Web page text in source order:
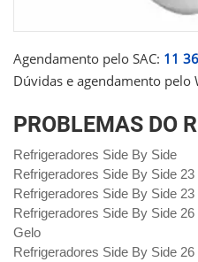
Agendamento pelo SAC: 11
Dúvidas e agendamento pelo
PROBLEMAS DO
Refrigeradores Side By Side
Refrigeradores Side By Side 23
Refrigeradores Side By Side
Refrigeradores Side By Side
Gelo
Refrigeradores Side By Side 26